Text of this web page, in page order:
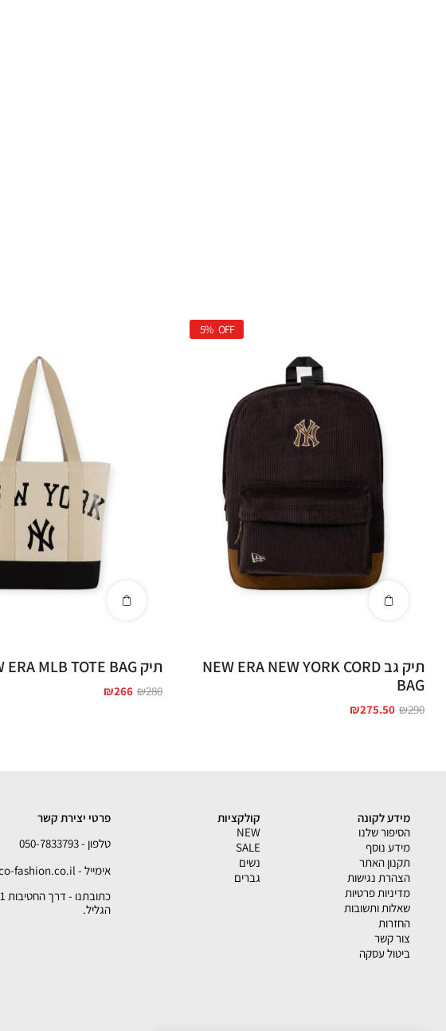
5% OFF
תיק גב NEW ERA NEW YORK CORD
BAG
₪290
₪275.50
תיק NEW ERA MLB TOTE BAG
₪280
₪266
מידע לקונה
הסיפור שלנו
מידע נוסף
תקנון האתר
הצהרת נגישות
מדיניות פרטיות
שאלות ותשובות
החזרות
צור קשר
ביטול עסקה
קולקציות
NEW
SALE
נשים
גברים
פרטי יצירת קשר
טלפון - 050-7833793
אימייל - info@zico-fashion.co.il
הגליל.